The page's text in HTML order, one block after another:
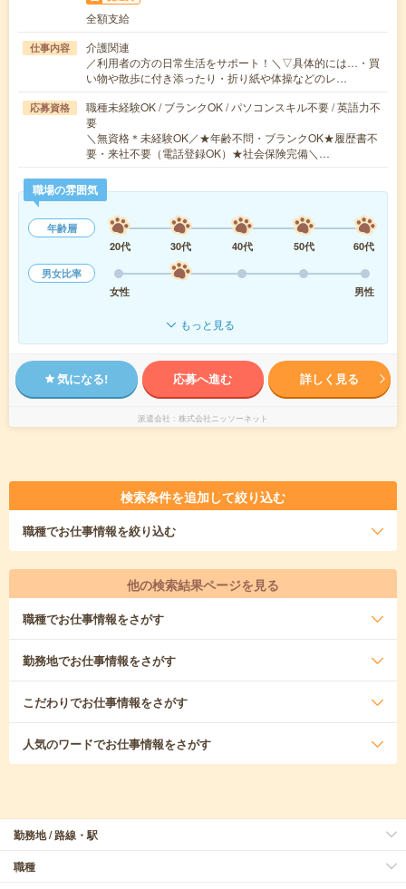
全額支給
仕事内容
介護関連
／利用者の方の日常生活をサポート！＼▽具体的には…・買
い物や散歩に付き添ったり・折り紙や体操などのレ…
応募資格
職種未経験OK / ブランクOK / パソコンスキル不要 / 英語力不
要
＼無資格＊未経験OK／★年齢不問・ブランクOK★履歴書不
要・来社不要（電話登録OK）★社会保険完備＼…
職場の雰囲気
年齢層
20代
30代 40代 50代
60代
男女比率
女性
男性
もっと見る
気になる! 応募へ進む 詳しく見る
派遣会社 株式会社ニッソーネット
検索条件を追加して絞り込む
職種でお仕事情報を絞り込む
他の検索結果ページを見る
職種でお仕事情報をさがす
勤務地でお仕事情報をさがす
こだわりでお仕事情報をさがす
人気のワードでお仕事情報をさがす
勤務地 / 路線・駅
職種